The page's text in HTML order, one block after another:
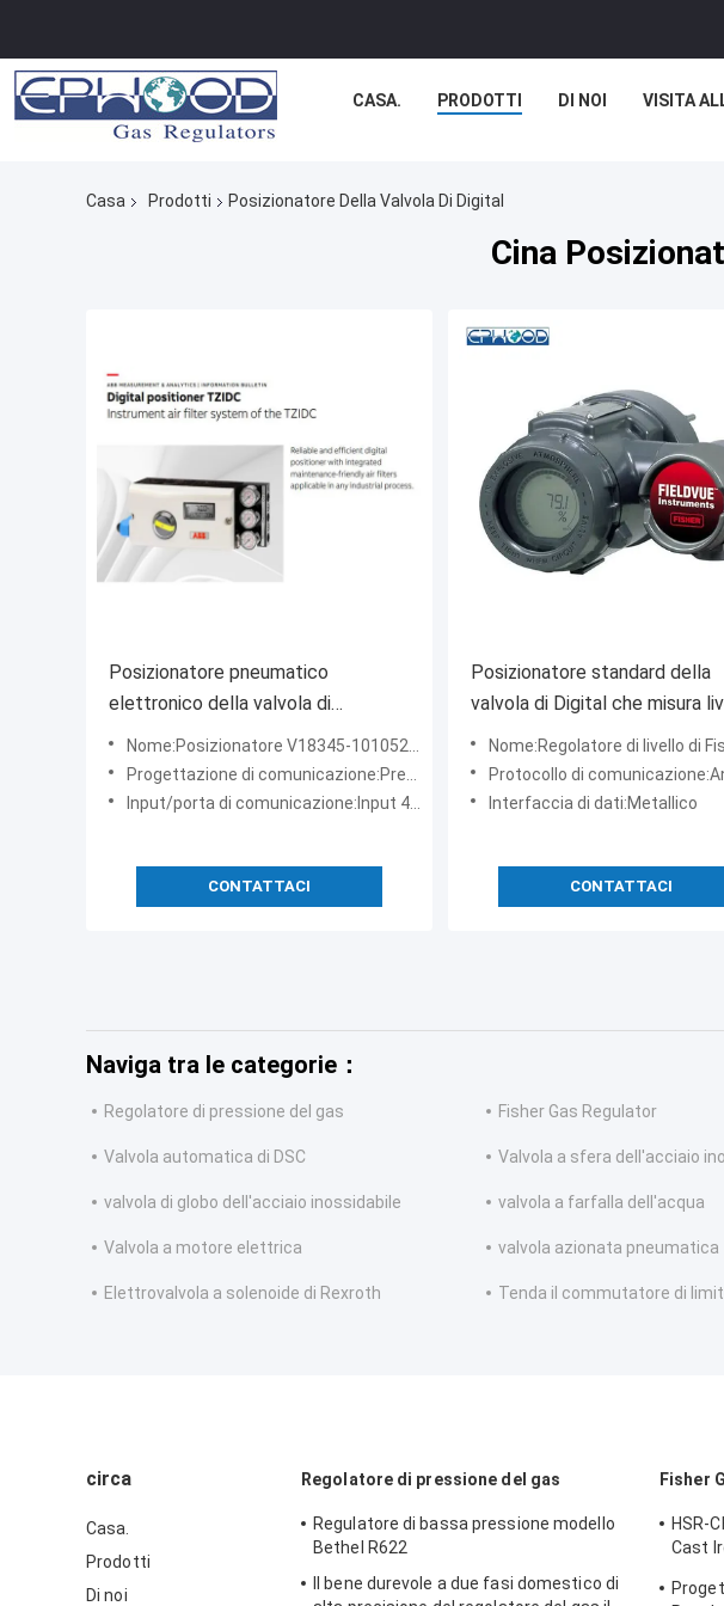
CASA. PRODOTTI DI NOI VISITA
Casa Prodotti Posizionatore Della Valvola Di Digital
Cina
Posizionatore pneumatico
elettronico della valvola di
regolazione del posizionatore della
valvola di Digital del collegamento
del filo
Nome:Posizionatore V18345-1010521001 della valvola di ABB TZIDC Digital
Progettazione di comunicazione:Prestazioni standard 4 - 20 mA con HART
Input/porta di comunicazione:Input 4… bifilare 20 mA, con la spina del connettore per l'adattatore di LKS
CONTATTACI
Posizionatore standard della
valvola di Digital che misura
liquido con i sensori livellati
Nome:Regolatore di livello di Fisher
Protocollo di comunicazione:Analogo di
Interfaccia di dati:Metallico
CONTATTACI
Naviga tra le categorie：
Regolatore di pressione del gas Fisher Gas Regulator
Valvola automatica di DSC Valvola a sfera dell'acciaio
valvola di globo dell'acciaio inossidabile valvola a farfalla dell'acqua
Valvola a motore elettrica valvola azionata pneumatica
Elettrovalvola a solenoide di Rexroth Tenda il commutatore di
circa
Casa.
Prodotti
Di noi
Regolatore di pressione del gas
Regulatore di bassa pressione modello
Bethel R622
Il bene durevole a due fasi domestico di
Fisher
HSR-
Cast